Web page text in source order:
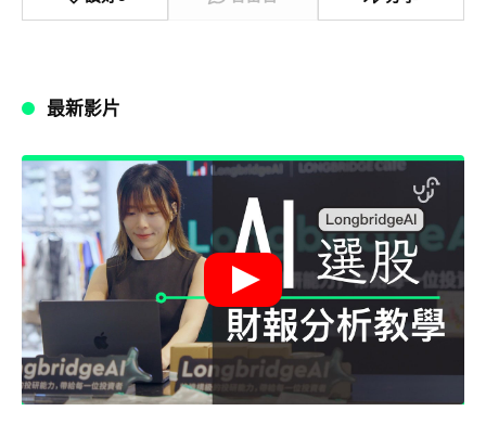
最新影片